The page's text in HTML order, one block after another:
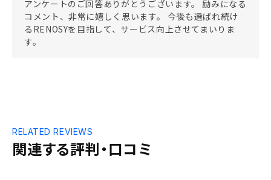
アンケートのご回答ありがとうございます。 励みになる
コメント、非常に嬉しく思います。 今後も選ばれ続け
るRENOSYを目指して、サービス向上させてまいりま
す。
関連する評判・口コミ
RELATED REVIEWS